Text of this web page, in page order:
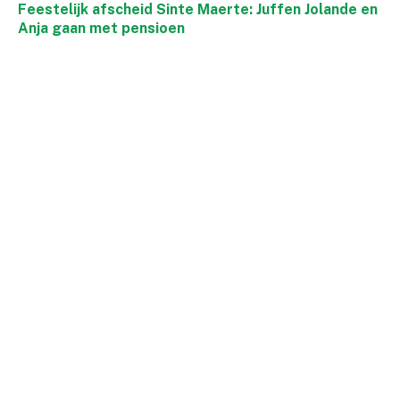
Feestelijk afscheid Sinte Maerte: Juffen Jolande en
Anja gaan met pensioen